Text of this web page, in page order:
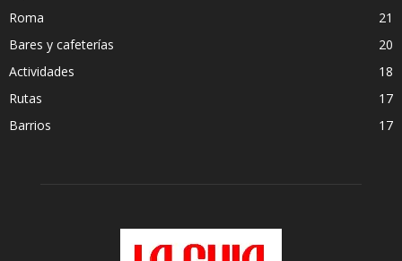
Roma
21
Bares y cafeterías
20
Actividades
18
Rutas
17
Barrios
17